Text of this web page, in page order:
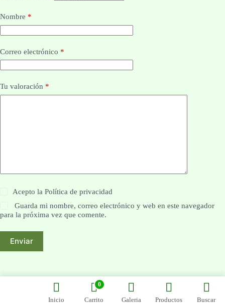
Nombre *
Correo electrónico *
Tu valoración *
Acepto laPolítica de privacidad
Guarda mi nombre, correo electrónico y web en este navegador
para la próxima vez que comente.
Enviar
Inicio
0
Carrito Galeria Productos Buscar